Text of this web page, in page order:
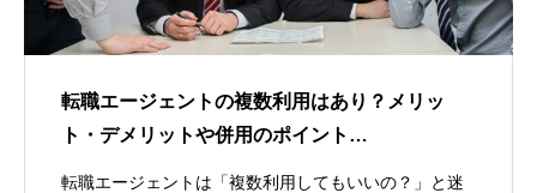
転職エージェントの複数利用はあり？メリッ
ト・デメリットや併用のポイント…
転職エージェントは「複数利用してもいいの？」と迷